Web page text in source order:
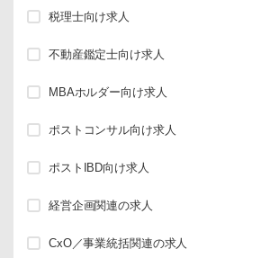
税理士向け求人
不動産鑑定士向け求人
MBAホルダー向け求人
ポストコンサル向け求人
ポストIBD向け求人
経営企画関連の求人
CxO／事業統括関連の求人